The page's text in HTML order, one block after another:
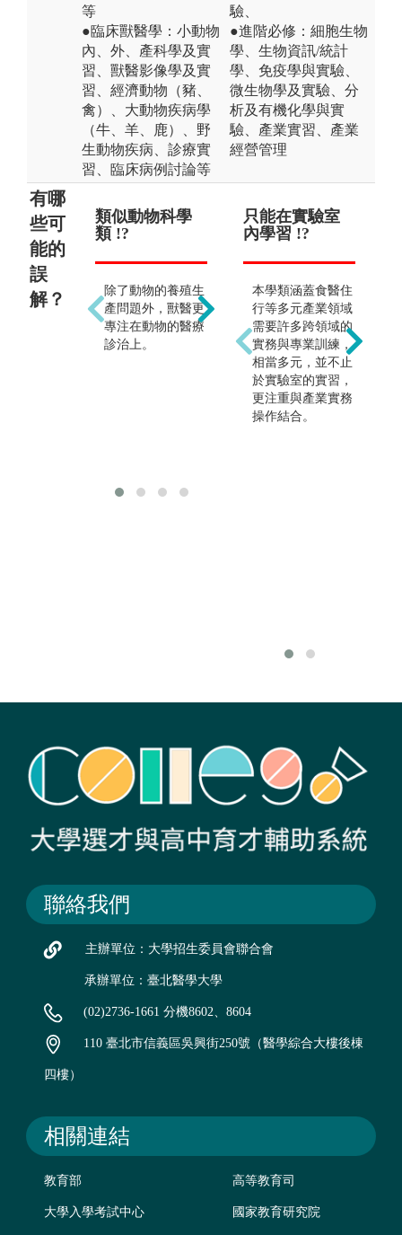
等
●臨床獸醫學：小動物
內、外、產科學及實
習、獸醫影像學及實
習、經濟動物（豬、
禽）、大動物疾病學
（牛、羊、鹿）、野
生動物疾病、診療實
習、臨床病例討論等
驗、
●進階必修：細胞生物
學、生物資訊/統計
學、免疫學與實驗、
微生物學及實驗、分
析及有機化學與實
驗、產業實習、產業
經營管理
有哪
些可
能的
誤
解？
類似動物科學
類 !?
除了動物的養殖生
產問題外，獸醫更
專注在動物的醫療
診治上。
只要學習犬貓
等常見動物醫
動物種類眾多，各
種別的動物相關知
識均需涉獵。
只能在實驗室
內學習 !?
本學類涵蓋食醫住
行等多元產業領域
需要許多跨領域的
實務與專業訓練，
相當多元，並不止
於實驗室的實習，
更注重與產業實務
操作結合。
聯絡我們
主辦單位：大學招生委員會聯合會
承辦單位：臺北醫學大學
(02)2736-1661 分機8602、8604
110 臺北市信義區吳興街250號（醫學綜合大樓後棟
四樓）
相關連結
教育部 高等教育司
大學入學考試中心 國家教育研究院